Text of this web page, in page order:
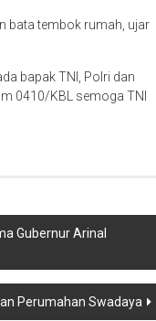
bata tembok rumah, ujar
bapak TNI, Polri dan
0410/KBL semoga TNI
Gubernur Arinal
Perumahan Swadaya